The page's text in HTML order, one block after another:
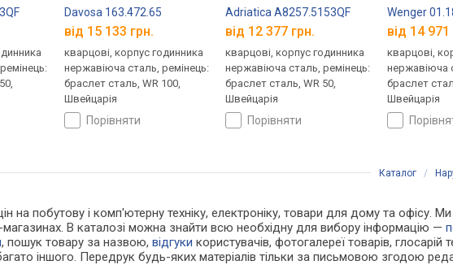
Davosa 163.472.65
від 15 133 грн.
кварцові, корпус годинника
нержавіюча сталь, ремінець:
браслет сталь, WR 100,
Швейцарія
порівняти
Adriatica A8257.5153QF
від 12 377 грн.
кварцові, корпус годинника
нержавіюча сталь, ремінець:
браслет сталь, WR 50,
Швейцарія
порівняти
Wenger
від 14 971
кварцові,
нержавіюча
браслет
Швейцарія
Каталог /
на побутову і комп'ютерну техніку, електроніку, товари для дому та офісу.
В каталозі можна знайти всю необхідну для вибору інформацію —
, пошук товару за назвою,відгуки користувачів, фотогалереї товарів, глосарій
іншого. Передрук будь-яких матеріалів тільки за письмовою згодою